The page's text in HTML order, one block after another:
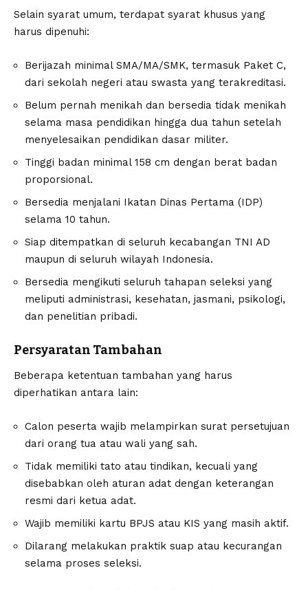
Selain syarat umum, terdapat syarat khusus yang
harus dipenuhi:
Berijazah minimal SMA/MA/SMK, termasuk Paket C,
dari sekolah negeri atau swasta yang terakreditasi.
Belum pernah menikah dan bersedia tidak menikah
selama masa pendidikan hingga dua tahun setelah
menyelesaikan pendidikan dasar militer.
Tinggi badan minimal 158 cm dengan berat badan
proporsional.
Bersedia menjalani Ikatan Dinas Pertama (IDP)
selama 10 tahun.
Siap ditempatkan di seluruh kecabangan TNI AD
maupun di seluruh wilayah Indonesia.
Bersedia mengikuti seluruh tahapan seleksi yang
meliputi administrasi, kesehatan, jasmani, psikologi,
dan penelitian pribadi.
Persyaratan Tambahan
Beberapa ketentuan tambahan yang harus
diperhatikan antara lain:
Calon peserta wajib melampirkan surat persetujuan
dari orang tua atau wali yang sah.
Tidak memiliki tato atau tindikan, kecuali yang
disebabkan oleh aturan adat dengan keterangan
resmi dari ketua adat.
Wajib memiliki kartu BPJS atau KIS yang masih aktif.
Dilarang melakukan praktik suap atau kecurangan
selama proses seleksi.